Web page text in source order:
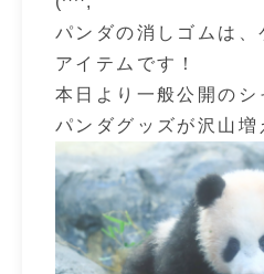
パンダの消しゴムは、
アイテムです！
本日より一般公開のシ
パンダグッズが沢山増